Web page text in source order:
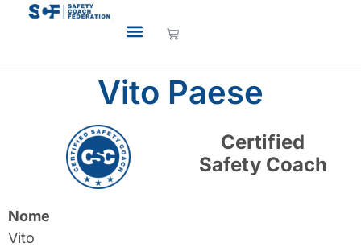
Vito Paese
Certified
Safety Coach
Nome
Vito